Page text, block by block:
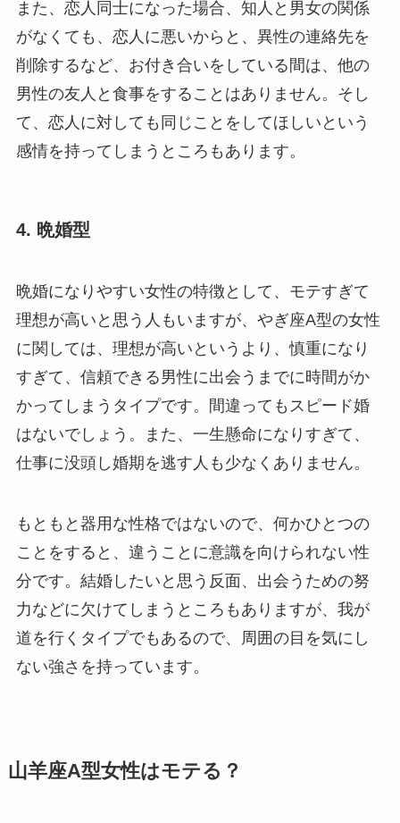
また、恋人同士になった場合、知人と男女の関係
がなくても、恋人に悪いからと、異性の連絡先を
削除するなど、お付き合いをしている間は、他の
男性の友人と食事をすることはありません。そし
て、恋人に対しても同じことをしてほしいという
感情を持ってしまうところもあります。
4. 晩婚型
晩婚になりやすい女性の特徴として、モテすぎて
理想が高いと思う人もいますが、やぎ座A型の女性
に関しては、理想が高いというより、慎重になり
すぎて、信頼できる男性に出会うまでに時間がか
かってしまうタイプです。間違ってもスピード婚
はないでしょう。また、一生懸命になりすぎて、
仕事に没頭し婚期を逃す人も少なくありません。
もともと器用な性格ではないので、何かひとつの
ことをすると、違うことに意識を向けられない性
分です。結婚したいと思う反面、出会うための努
力などに欠けてしまうところもありますが、我が
道を行くタイプでもあるので、周囲の目を気にし
ない強さを持っています。
山羊座A型女性はモテる？